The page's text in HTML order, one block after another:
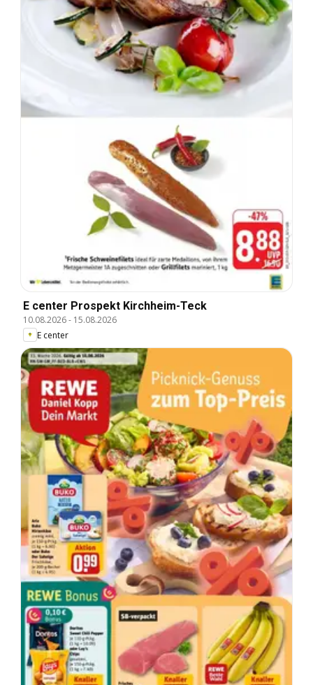
E center Prospekt Kirchheim-Teck
10.08.2026- 15.08.2026
E center